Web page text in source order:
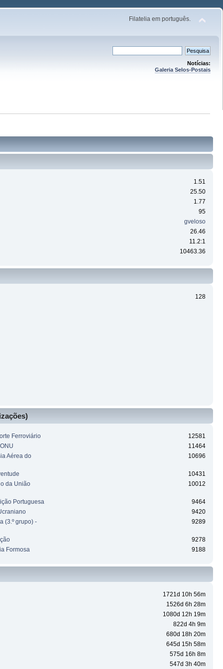
Filatelia em português.
Notícias:
Galeria Selos-Postais
1.51
25.50
1.77
95
gveloso
26.46
11.2:1
10463.36
128
Ferroviário
12581
11464
Aérea do
10696
10431
da União
10012
Portuguesa
9464
9420
(3.º grupo) -
9289
9278
Formosa
9188
1721d 10h 56m
1526d 6h 28m
1080d 12h 19m
822d 4h 9m
680d 18h 20m
645d 15h 58m
575d 16h 8m
547d 3h 40m